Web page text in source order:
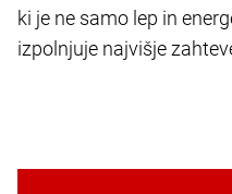
ki je ne samo lep in
izpolnjuje najvišje